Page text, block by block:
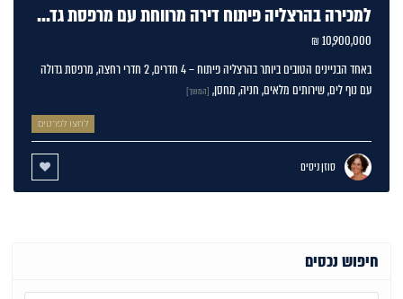
למכירה בהרצליה פיתוח דירה מרווחת עם מרפסת גד...
10,900,000 ₪
באחד הבניינים הטובים ביותר בהרצליה פיתוח – 4 חדרים, 2 חדרי רחצה, מרפסת גדולה
עם נוף לים, שירותים מלאים, חניה, מחסן, [המשך]
לחצו לפרטים
סוזן ניסים
חיפוש נכסים